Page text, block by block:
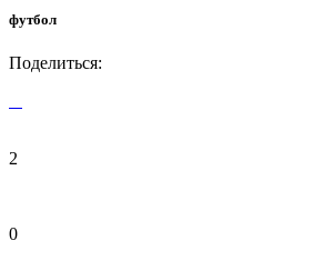
футбол
Поделиться:
2
0